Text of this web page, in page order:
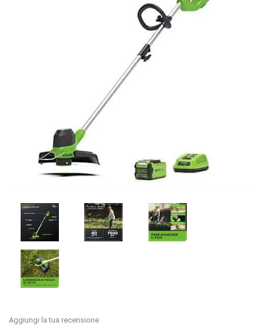
Aggiungi la tua recensione